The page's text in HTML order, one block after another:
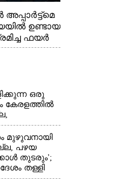
ഉണ്ടായ
ഫയർ
മുട്ട് മൂലം
ഒരു
കേരളത്തിൽ
മുഴുവനായി
പഴയ
തുടരും';
തള്ളി